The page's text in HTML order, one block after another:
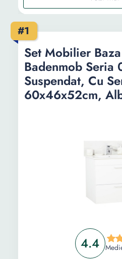
#1
4.4
Set Mobilier
Badenmob Seria
Suspendat, Cu
60x46x52cm,
Set mobilier de baie
fumuriu, lemn
Set mobilier de baie,
- 272326
Informații
Ghid de cumparare
Intrebari Frecvente